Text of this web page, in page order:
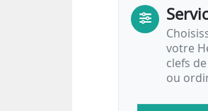
votre
clefs
ou